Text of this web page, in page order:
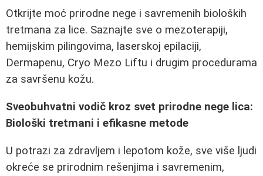
Otkrijte moć prirodne nege i savremenih bioloških
tretmana za lice. Saznajte sve o mezoterapiji,
hemijskim pilingovima, laserskoj epilaciji,
Dermapenu, Cryo Mezo Liftu i drugim procedurama
za savršenu kožu.
Sveobuhvatni vodič kroz svet prirodne nege lica:
Biološki tretmani i efikasne metode
U potrazi za zdravljem i lepotom kože, sve više ljudi
okreće se prirodnim rešenjima i savremenim,